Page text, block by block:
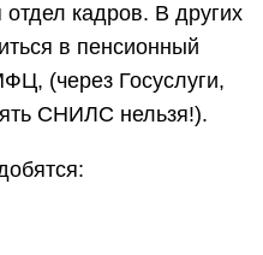
кадров. В других
в пенсионный
(через Госуслуги,
СНИЛС нельзя!).